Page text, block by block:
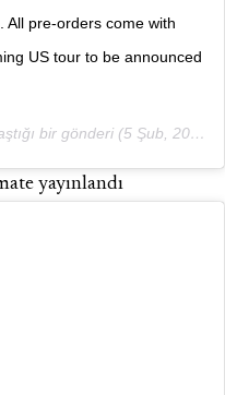
All pre-orders come with
US tour to be announced
bir gönderi (5 Şub, 2020, 9:57ös PST
yayınlandı